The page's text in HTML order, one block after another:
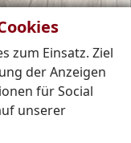
zum Einsatz. Ziel
der Anzeigen
für Social
unserer